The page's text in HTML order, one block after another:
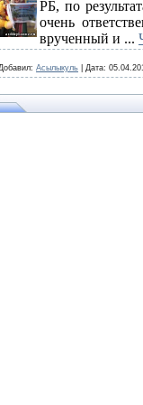
РБ, по
очень
врученный и ...
Асылыкуль Дата: